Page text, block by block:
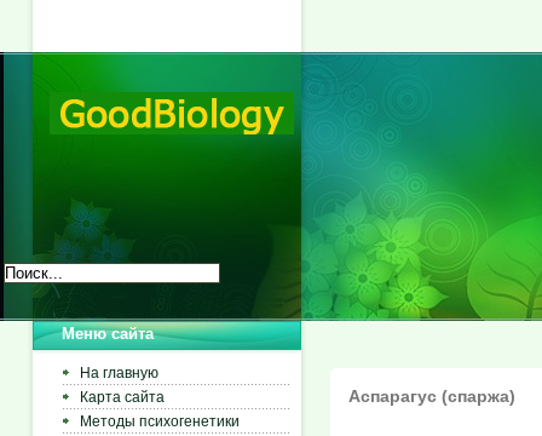
Меню сайта
На главную
Карта сайта
Методы психогенетики
Аспарагус (спаржа)